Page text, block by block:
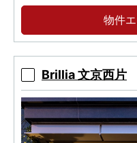
伝統と先進を纏う
間。
物件
Brillia 文京西片